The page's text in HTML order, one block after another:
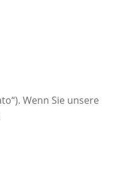
Wenn Sie unsere